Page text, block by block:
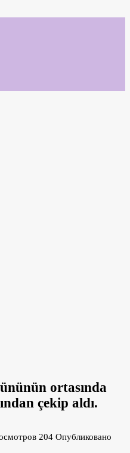
ortasında
çekip aldı.
204 Опубликовано